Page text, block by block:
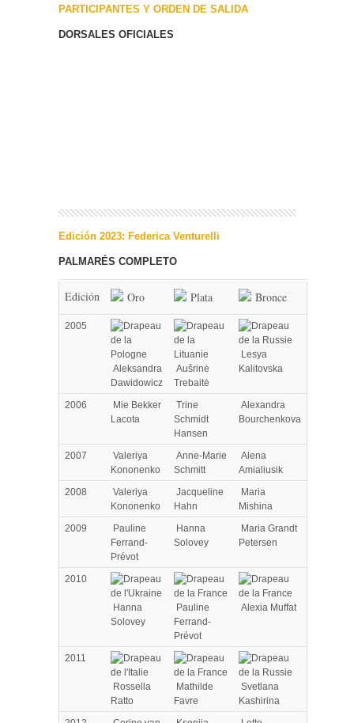
PARTICIPANTES Y ORDEN DE SALIDA
DORSALES OFICIALES
Edición 2023: Federica Venturelli
PALMARÉS COMPLETO
Edición Oro Plata Bronce
2005
Aleksandra
Dawidowicz
Aušrinė
Trebaitė
Lesya
Kalitovska
2006
Mie Bekker
Lacota
Trine
Schmidt
Hansen
Alexandra
Bourchenkova
2007
Valeriya
Kononenko
Anne-Marie
Schmitt
Alena
Amialiusik
2008
Valeriya
Kononenko
Jacqueline
Hahn
Maria
Mishina
2009
Pauline
Ferrand-
Prévot
Hanna
Solovey
Maria Grandt
Petersen
2010
Hanna
Solovey
Pauline
Ferrand-
Prévot
Alexia Muffat
2011
Rossella
Ratto
Mathilde
Favre
Svetlana
Kashirina